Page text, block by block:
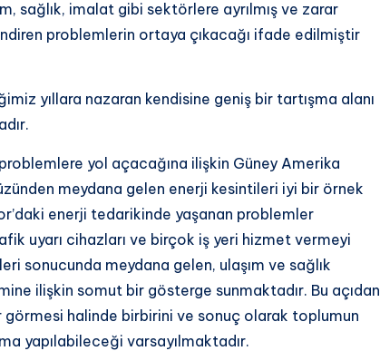
sağlık, imalat gibi sektörlere ayrılmış ve zarar
problemlerin ortaya çıkacağı ifade edilmiştir
yıllara nazaran kendisine geniş bir tartışma alanı
yol açacağına ilişkin Güney Amerika
meydana gelen enerji kesintileri iyi bir örnek
enerji tedarikinde yaşanan problemler
uyarı cihazları ve birçok iş yeri hizmet vermeyi
sonucunda meydana gelen, ulaşım ve sağlık
ilişkin somut bir gösterge sunmaktadır. Bu açıdan
görmesi halinde birbirini ve sonuç olarak toplumun
yapılabileceği varsayılmaktadır.